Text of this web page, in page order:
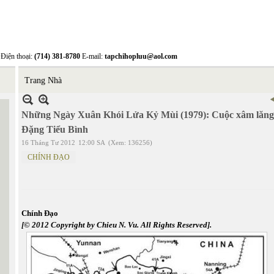
thoại: (714) 381-8780 E-mail: tapchihopluu@aol.com
Trang Nhà
Những Ngày Xuân Khói Lửa Kỷ Mùi (1979): Cuộc xâm
Đặng Tiểu Bình
16 Tháng Tư 2012 12:00 SA (Xem: 136256)
CHÍNH ĐẠO
Chính Đạo
[© 2012 Copyright by Chieu N. Vu. All Rights Reserved].